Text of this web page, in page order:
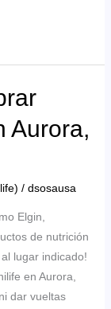
Aurora,
/ dsosausa
Elgin,
de nutrición
lugar indicado!
en Aurora,
dar vueltas